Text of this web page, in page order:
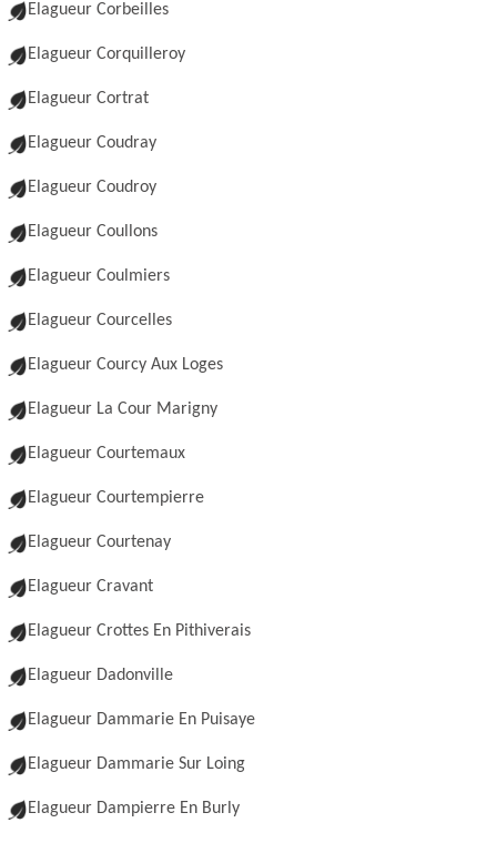
Elagueur Corbeilles
Elagueur Corquilleroy
Elagueur Cortrat
Elagueur Coudray
Elagueur Coudroy
Elagueur Coullons
Elagueur Coulmiers
Elagueur Courcelles
Elagueur Courcy Aux Loges
Elagueur La Cour Marigny
Elagueur Courtemaux
Elagueur Courtempierre
Elagueur Courtenay
Elagueur Cravant
Elagueur Crottes En Pithiverais
Elagueur Dadonville
Elagueur Dammarie En Puisaye
Elagueur Dammarie Sur Loing
Elagueur Dampierre En Burly